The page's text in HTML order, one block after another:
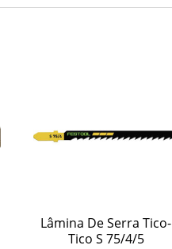
Lâmina De Serra Tico-
Tico S 75/4/5